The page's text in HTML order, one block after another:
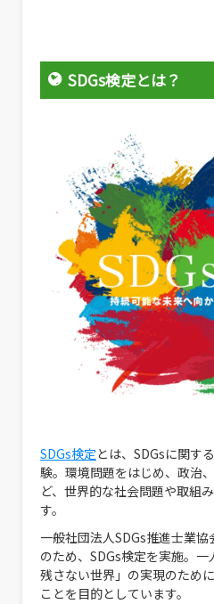
SDGs検定とは？
SDGs検定とは、SDGsに関す
験。環境問題をはじめ、政治
ど、世界的な社会問題や取組
す。
一般社団法人SDGs推進士業
のため、SDGs検定を実施。
残さない世界」の実現のため
ことを目的としています。